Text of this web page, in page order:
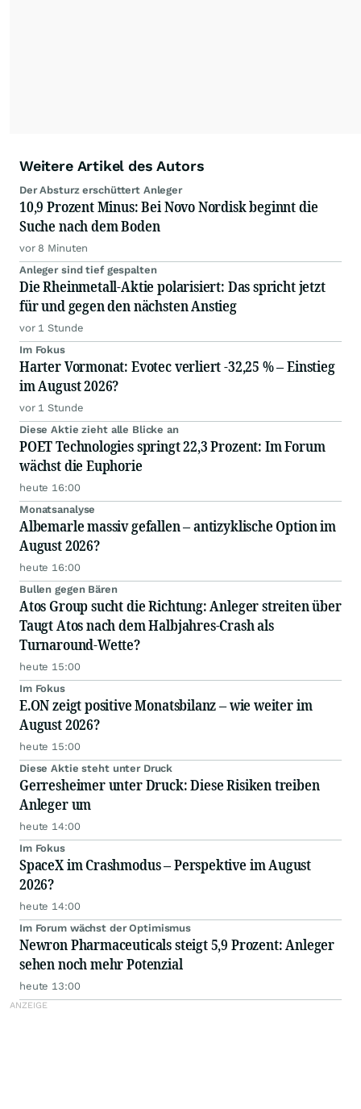
Weitere Artikel des Autors
Der Absturz erschüttert Anleger
10,9 Prozent Minus: Bei Novo Nordisk beginnt die
Suche nach dem Boden
vor 8 Minuten
Anleger sind tief gespalten
Die Rheinmetall-Aktie polarisiert: Das spricht jetzt
für und gegen den nächsten Anstieg
vor 1 Stunde
Im Fokus
Harter Vormonat: Evotec verliert -32,25 % – Einstieg
im August 2026?
vor 1 Stunde
Diese Aktie zieht alle Blicke an
POET Technologies springt 22,3 Prozent: Im Forum
wächst die Euphorie
heute 16:00
Monatsanalyse
Albemarle massiv gefallen – antizyklische Option im
August 2026?
heute 16:00
Bullen gegen Bären
Atos Group sucht die Richtung: Anleger streiten über
Taugt Atos nach dem Halbjahres-Crash als
Turnaround-Wette?
heute 15:00
Im Fokus
E.ON zeigt positive Monatsbilanz – wie weiter im
August 2026?
heute 15:00
Diese Aktie steht unter Druck
Gerresheimer unter Druck: Diese Risiken treiben
Anleger um
heute 14:00
Im Fokus
SpaceX im Crashmodus – Perspektive im August
2026?
heute 14:00
Im Forum wächst der Optimismus
Newron Pharmaceuticals steigt 5,9 Prozent: Anleger
sehen noch mehr Potenzial
heute 13:00